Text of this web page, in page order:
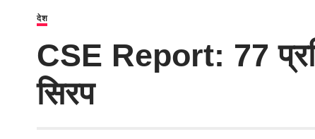
देश
CSE Report: 77
सिरप